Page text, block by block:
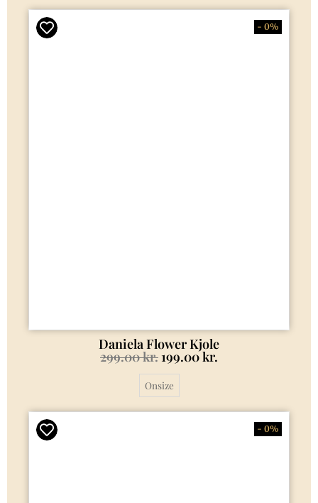
- 0%
Daniela Flower Kjole
299.00kr. 199.00kr.
Onsize
- 0%